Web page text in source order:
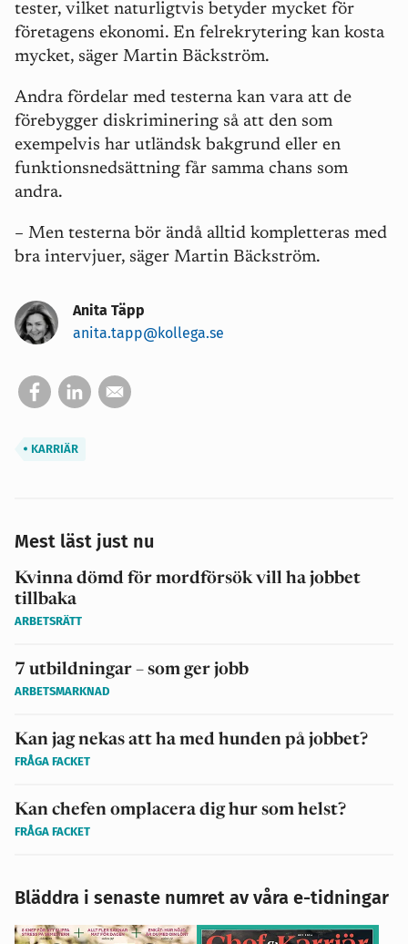
tester, vilket naturligtvis betyder mycket för
företagens ekonomi. En felrekrytering kan kosta
mycket, säger Martin Bäckström.
Andra fördelar med testerna kan vara att de
förebygger diskriminering så att den som
exempelvis har utländsk bakgrund eller en
funktionsnedsättning får samma chans som
andra.
– Men testerna bör ändå alltid kompletteras med
bra intervjuer, säger Martin Bäckström.
Anita Täpp
anita.tapp@kollega.se
KARRIÄR
Mest läst just nu
Kvinna dömd för mordförsök vill ha jobbet
tillbaka
ARBETSRÄTT
7 utbildningar – som ger jobb
ARBETSMARKNAD
Kan jag nekas att ha med hunden på jobbet?
FRÅGA FACKET
Kan chefen omplacera dig hur som helst?
FRÅGA FACKET
Bläddra i senaste numret av våra e-tidningar